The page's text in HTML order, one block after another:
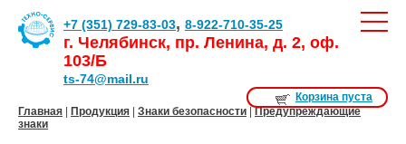
Корзина пуста
+7 (351) 729-83-03, 8-922-710-35-25
г. Челябинск, пр. Ленина, д. 2, оф.
103/Б
ts-74@mail.ru
Главная Продукция Знаки безопасности |Предупреждающие
знаки